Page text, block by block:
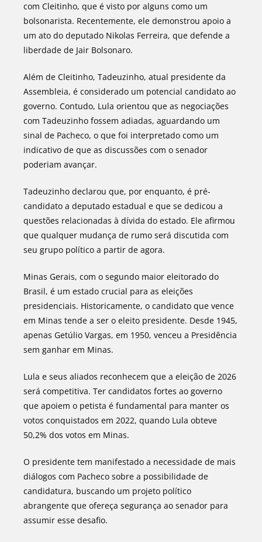
com Cleitinho, que é visto por alguns como um
bolsonarista. Recentemente, ele demonstrou apoio a
um ato do deputado Nikolas Ferreira, que defende a
liberdade de Jair Bolsonaro.
Além de Cleitinho, Tadeuzinho, atual presidente da
Assembleia, é considerado um potencial candidato ao
governo. Contudo, Lula orientou que as negociações
com Tadeuzinho fossem adiadas, aguardando um
sinal de Pacheco, o que foi interpretado como um
indicativo de que as discussões com o senador
poderiam avançar.
Tadeuzinho declarou que, por enquanto, é pré-
candidato a deputado estadual e que se dedicou a
questões relacionadas à dívida do estado. Ele afirmou
que qualquer mudança de rumo será discutida com
seu grupo político a partir de agora.
Minas Gerais, com o segundo maior eleitorado do
Brasil, é um estado crucial para as eleições
presidenciais. Historicamente, o candidato que vence
em Minas tende a ser o eleito presidente. Desde 1945,
apenas Getúlio Vargas, em 1950, venceu a Presidência
sem ganhar em Minas.
Lula e seus aliados reconhecem que a eleição de 2026
será competitiva. Ter candidatos fortes ao governo
que apoiem o petista é fundamental para manter os
votos conquistados em 2022, quando Lula obteve
50,2% dos votos em Minas.
O presidente tem manifestado a necessidade de mais
diálogos com Pacheco sobre a possibilidade de
candidatura, buscando um projeto político
abrangente que ofereça segurança ao senador para
assumir esse desafio.